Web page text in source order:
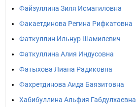
Файзуллина Зиля Исмагиловна
Факаетдинова Регина Рифкатовна
Фаткуллин Ильнур Шамилевич
Фаткуллина Алия Индусовна
Фатыхова Лиана Радиковна
Фахретдинова Аида Баязитовна
Хабибуллина Альфия Габдулхаевна